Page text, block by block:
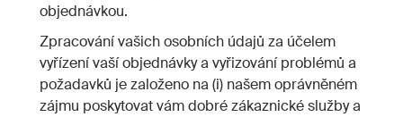
objednávkou.
Zpracování vašich osobních údajů za účelem
vyřízení vaší objednávky a vyřizování problémů a
požadavků je založeno na (i) našem oprávněném
zájmu poskytovat vám dobré zákaznické služby a